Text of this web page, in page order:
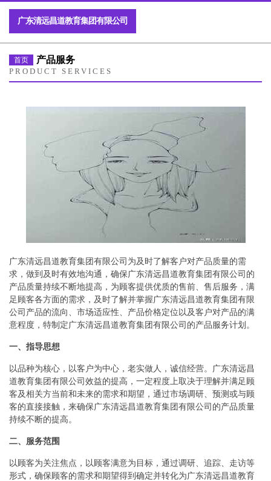
广东清远昌道教育集团有限公司
首页 产品服务
PRODUCT SERVICES
广东清远昌道教育集团有限公司为及时了解客户对产品质量的需
求，做到及时有效地沟通，确保广东清远昌道教育集团有限公司的
产品质量持续不断地提高，为顾客提供优质的售前、售后服务，满
足顾客各方面的需求，及时了解并掌握广东清远昌道教育集团有限
公司产品的流向、市场适应性、产品价格定位以及客户对产品的满
意程度，特制定广东清远昌道教育集团有限公司的产品服务计划。
一、指导思想
以品种为核心，以客户为中心，老实做人，诚信经营。广东清远昌
道教育集团有限公司效益的提高，一定程度上取决于理解并满足顾
客及相关方当前和未来的需求和期望，通过市场调研、预测或与顾
客的直接接触，来确保广东清远昌道教育集团有限公司的产品质量
持续不断的提高。
二、服务范围
以顾客为关注焦点，以顾客满意为目标，通过调研、追踪、走访等
形式，确保顾客的需求和期望得到确定并转化为广东清远昌道教育